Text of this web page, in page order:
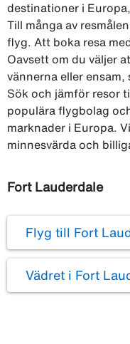
destinationer i
Till många av
flyg. Att boka resa
Oavsett om du väljer
vännerna eller ensam,
Sök och jämför resor
populära flygbolag
marknader i Europa.
minnesvärda och
Fort Lauderdale
Flyg till Fort
Vädret i Fort